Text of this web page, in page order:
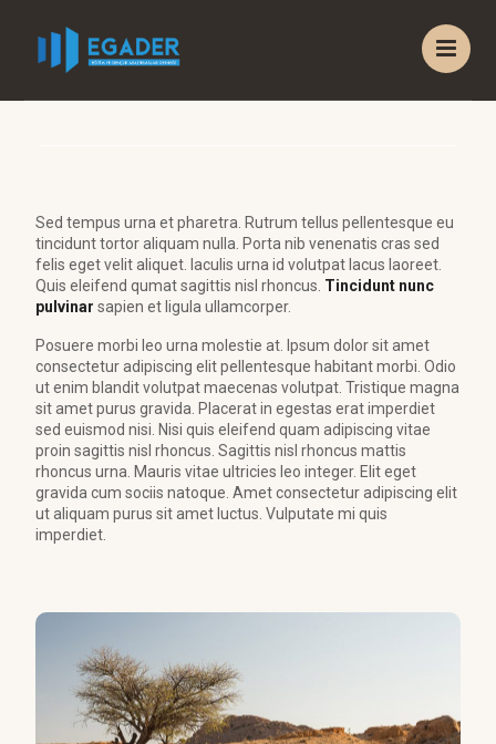
Sed tempus urna et pharetra. Rutrum tellus pellentesque eu
tincidunt tortor aliquam nulla. Porta nib venenatis cras sed
felis eget velit aliquet. Iaculis urna id volutpat lacus laoreet.
Quis eleifend qumat sagittis nisl rhoncus. Tincidunt nunc
pulvinar sapien et ligula ullamcorper.
Posuere morbi leo urna molestie at. Ipsum dolor sit amet
consectetur adipiscing elit pellentesque habitant morbi. Odio
ut enim blandit volutpat maecenas volutpat. Tristique magna
sit amet purus gravida. Placerat in egestas erat imperdiet
sed euismod nisi. Nisi quis eleifend quam adipiscing vitae
proin sagittis nisl rhoncus. Sagittis nisl rhoncus mattis
rhoncus urna. Mauris vitae ultricies leo integer. Elit eget
gravida cum sociis natoque. Amet consectetur adipiscing elit
ut aliquam purus sit amet luctus. Vulputate mi quis
imperdiet.